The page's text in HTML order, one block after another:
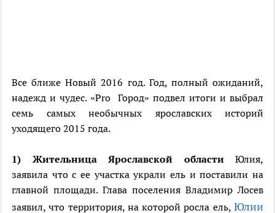
Все ближе Новый 2016 год. Год, полный ожиданий,
надежд и чудес. «Pro Город» подвел итоги и выбрал
семь самых необычных ярославских историй
уходящего 2015 года.
1) Жительница Ярославской областиЮлия,
заявила что с ее участка украли ель и поставили на
главной площади. Глава поселения Владимир Лосев
заявил, что территория, на которой росла ель, Юлии